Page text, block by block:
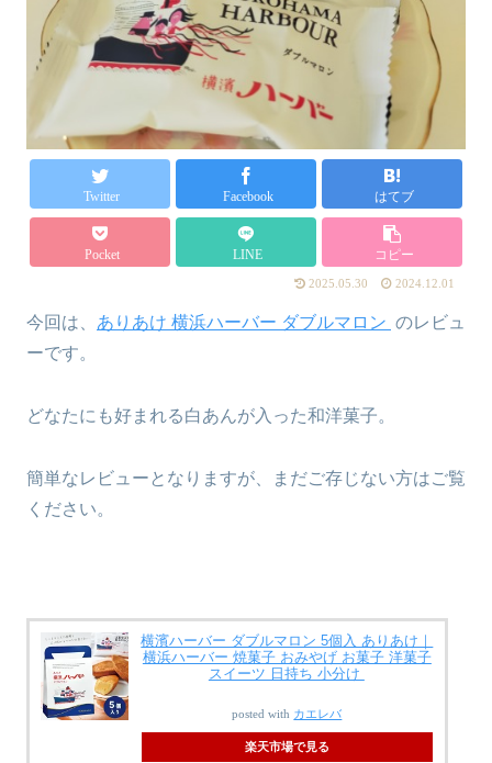
Twitter Facebook はてブ
Pocket LINE コピー
2025.05.30 2024.12.01
今回は、 ありあけ 横浜ハーバー ダブルマロン のレビュ
ーです。
どなたにも好まれる白あんが入った和洋菓子。
簡単なレビューとなりますが、まだご存じない方はご覧
ください。
横濱ハーバー ダブルマロン 5個入 ありあけ｜
横浜ハーバー 焼菓子 おみやげ お菓子 洋菓子
スイーツ 日持ち 小分け
posted with カエレバ
楽天市場で見る